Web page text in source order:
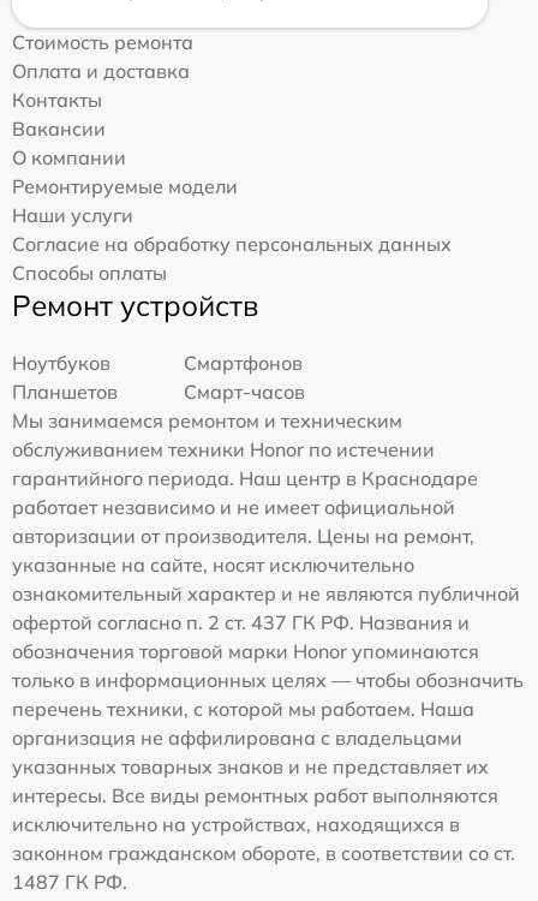
Стоимость ремонта
Оплата и доставка
Контакты
Вакансии
О компании
Ремонтируемые модели
Наши услуги
Согласие на обработку персональных данных
Способы оплаты
Ремонт устройств
Ноутбуков
Смартфонов
Планшетов
Смарт-часов
Мы занимаемся ремонтом и техническим
обслуживанием техники Honor по истечении
гарантийного периода. Наш центр в Краснодаре
работает независимо и не имеет официальной
авторизации от производителя. Цены на ремонт,
указанные на сайте, носят исключительно
ознакомительный характер и не являются публичной
офертой согласно п. 2 ст. 437 ГК РФ. Названия и
обозначения торговой марки Honor упоминаются
только в информационных целях — чтобы обозначить
перечень техники, с которой мы работаем. Наша
организация не аффилирована с владельцами
указанных товарных знаков и не представляет их
интересы. Все виды ремонтных работ выполняются
исключительно на устройствах, находящихся в
законном гражданском обороте, в соответствии со ст.
1487 ГК РФ.